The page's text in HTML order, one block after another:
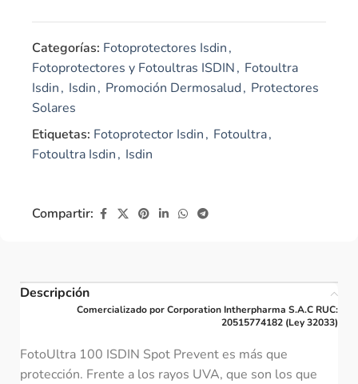
Categorías: Fotoprotectores Isdin,
Fotoprotectores y Fotoultras ISDIN, Fotoultra
Isdin, Isdin, Promoción Dermosalud, Protectores
Solares
Etiquetas: Fotoprotector Isdin, Fotoultra,
Fotoultra Isdin, Isdin
Compartir:
Descripción
Comercializado por Corporation Intherpharma S.A.C RUC:
20515774182 (Ley 32033)
FotoUltra 100 ISDIN Spot Prevent es más que
protección. Frente a los rayos UVA, que son los que